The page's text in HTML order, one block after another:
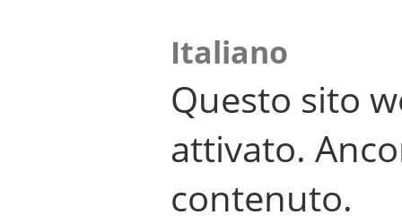
Italiano
Questo sito
attivato.
contenuto.